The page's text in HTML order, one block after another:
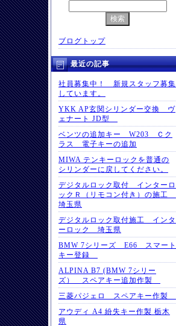
ブログトップ
最近の記事
社員募集中！ 新規スタッフ募集
しています。
YKK AP玄関シリンダー交換 ヴ
ェナート JD型
ベンツの追加キー W203 Ｃク
ラス 電子キーの追加
MIWA テンキーロックを普通の
シリンダーに戻してください。
デジタルロック取付 インターロ
ックＲ（リモコン付き）の施工
埼玉県
デジタルロック取付施工 インタ
ーロック 埼玉県
BMW 7シリーズ E66 スマート
キー登録
ALPINA B7 (BMW 7シリー
ズ） スペアキー追加作製
三菱パジェロ スペアキー作製
アウディ A4 紛失キー作製 栃木
県